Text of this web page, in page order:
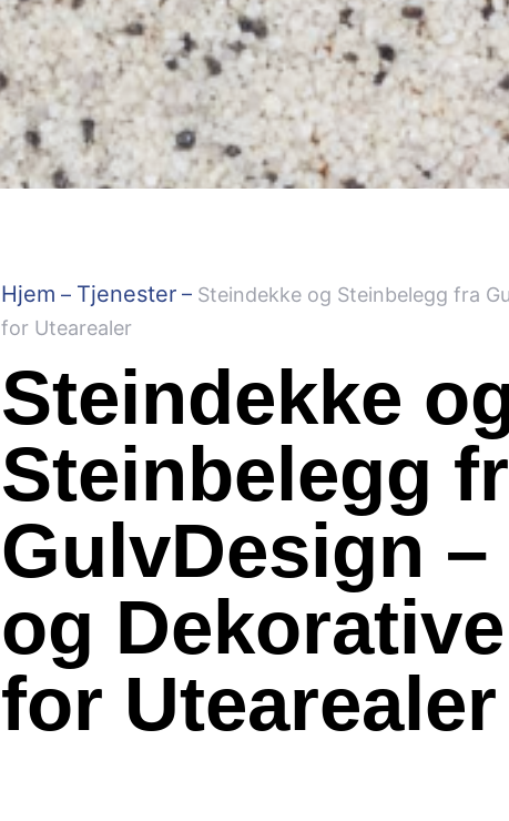
Hjem – Tjenester– Steindekke og Steinbelegg fra
for Utearealer
Steindekke
Steinbelegg
GulvDesign
og
for Utearealer